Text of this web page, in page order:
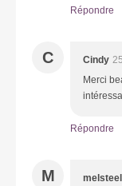
Répondre
C Cindy
Merci
Répondre
M